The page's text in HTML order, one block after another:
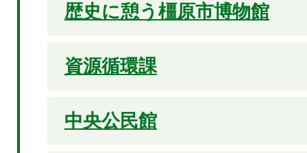
歴史に憩う橿原市博物館
資源循環課
中央公民館